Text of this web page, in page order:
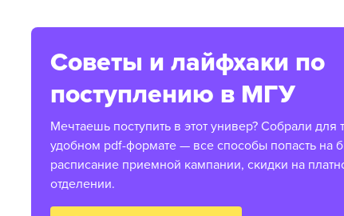
Советы и лайфхаки по
поступлению в МГУ
Мечтаешь поступить в этот универ? Собрали для
удобном pdf-формате — все способы попасть на
расписание приемной кампании, скидки на
отделении.